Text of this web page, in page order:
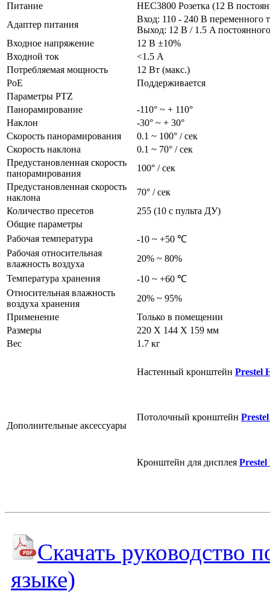
Питание
HEC3800 Розетка (12 В
Адаптер питания
Вход: 110 - 240 В переменного
Выход: 12 В / 1.5 A
Входное напряжение
12 В ±10%
Входной ток
<1.5 А
Потребляемая мощность
12 Вт (макс.)
PoE
Поддерживается
Параметры PTZ
Панорамирование
-110° ~ + 110°
Наклон
-30° ~ + 30°
Скорость панорамирования
0.1 ~ 100° / сек
Скорость наклона
0.1 ~ 70° / сек
Предустановленная скорость
панорамирования
100° / сек
Предустановленная скорость
наклона
70° / сек
Количество пресетов
255 (10 с пульта ДУ)
Общие параметры
Рабочая температура
-10 ~ +50 ℃
Рабочая относительная
влажность воздуха
20% ~ 80%
Температура хранения
-10 ~ +60 ℃
Относительная влажность
воздуха хранения
20% ~ 95%
Применение
Только в помещении
Размеры
220 X 144 X 159 мм
Вес
1.7 кг
Дополнительные аксессуары
Настенный кронштейн Prestel
Потолочный кронштейн
Кронштейн для дисплея Prestel
Скачать руководство
языке)